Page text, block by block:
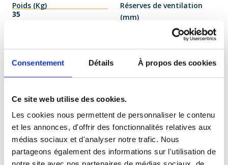
Consentement Détails À propos des cookies
Ce site web utilise des cookies.
Les cookies nous permettent de personnaliser le contenu
et les annonces, d'offrir des fonctionnalités relatives aux
médias sociaux et d'analyser notre trafic. Nous
partageons également des informations sur l'utilisation de
Poids (Kg)
35
Réserves de ventilation
(mm)
Protection préco prim
DJ D - 10A
Protection préco sec
DJ C - 10A
Caractéristiques Générales
Rendement de 94 à 98 % suivant puissance.
Faibles pertes et faible chute de tension, de 2 à 4%
suivant puissance.